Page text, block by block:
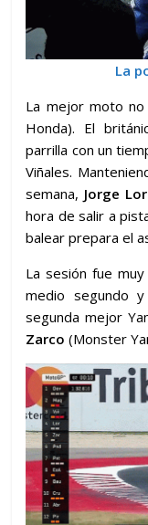
La
La mejor moto
Honda). El
parrilla con un
Viñales.
semana, Jorge
hora de salir a
balear prepara el
La sesión fue
medio segundo
segunda mejor
Zarco(Monster